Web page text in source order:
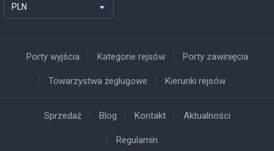
PLN
Porty wyjścia Kategorie rejsów Porty zawinięcia
Towarzystwa żeglugowe Kierunki rejsów
Sprzedaż Blog Kontakt Aktualności
Regulamin